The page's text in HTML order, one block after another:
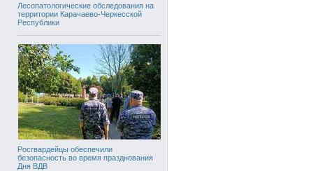
Лесопатологические обследования на
территории Карачаево-Черкесской
Республики
Росгвардейцы обеспечили
безопасность во время празднования
Дня ВДВ